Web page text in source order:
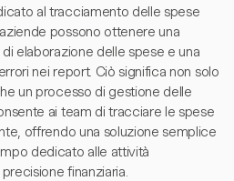
al tracciamento delle spese
possono ottenere una
elaborazione delle spese e una
nei report. Ciò significa non solo
un processo di gestione delle
ai team di tracciare le spese
offrendo una soluzione semplice
dedicato alle attività
finanziaria.